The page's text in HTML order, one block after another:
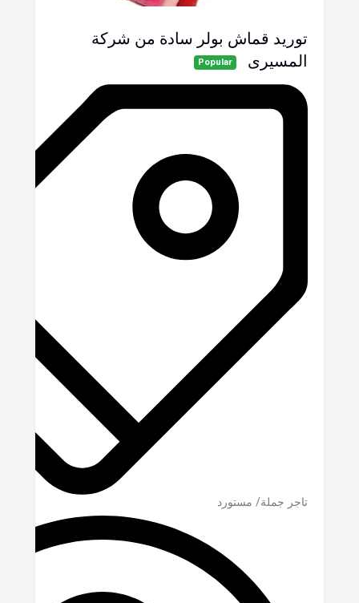
توريد قماش بولر سادة من شركة
المسيرى
Popular
تاجر جملة/ مستورد